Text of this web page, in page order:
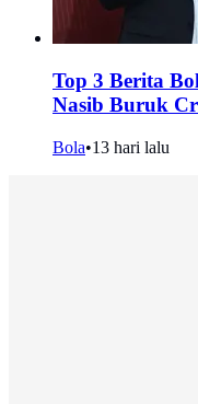
Top 3 Berita
Nasib Buruk
Bola•13 hari lalu